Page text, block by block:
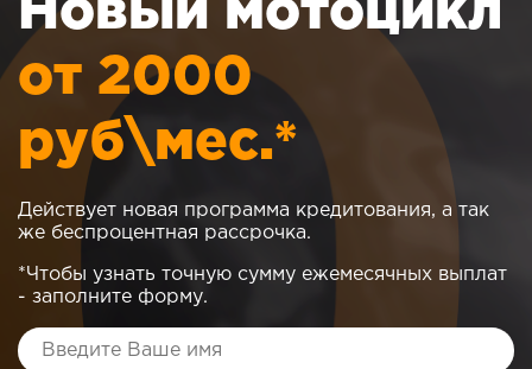
Новый мотоцикл
от 2000
руб\мес.*
Действует новая программа кредитования, а так
же беспроцентная рассрочка.
*Чтобы узнать точную сумму ежемесячных выплат
- заполните форму.